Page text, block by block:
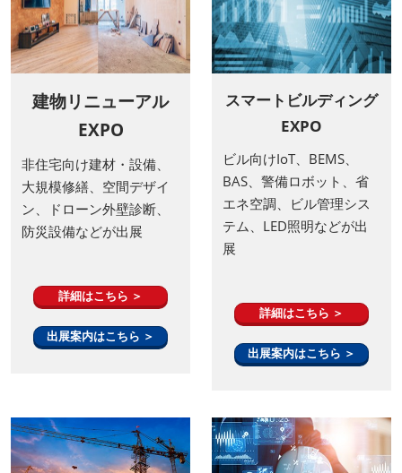
建物リニューアル
EXPO
非住宅向け建材・設備、
大規模修繕、空間デザイ
ン、ドローン外壁診断、
防災設備などが出展
詳細はこちら ＞
出展案内はこちら ＞
スマートビルディング
EXPO
ビル向けIoT、BEMS、
BAS、警備ロボット、省
エネ空調、ビル管理シス
テム、LED照明などが出
展
詳細はこちら ＞
出展案内はこちら ＞